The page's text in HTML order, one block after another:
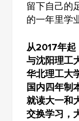
留下自己的
的一年里学
从2017年起
与沈阳理工
华北理工大
国内四年制
就读大一和
交换学习，